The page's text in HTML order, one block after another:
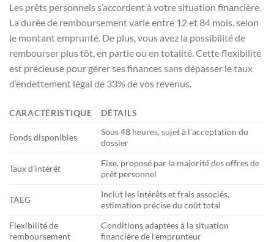
Les prêts personnels s’accordent à votre situation financière.
La durée de remboursement varie entre 12 et 84 mois, selon
le montant emprunté. De plus, vous avez la possibilité de
rembourser plus tôt, en partie ou en totalité. Cette flexibilité
est précieuse pour gérer ses finances sans dépasser le taux
d’endettement légal de 33% de vos revenus.
CARACTÉRISTIQUE DÉTAILS
Fonds disponibles
Sous 48 heures, sujet à l’acceptation du
dossier
Taux d’intérêt
Fixe, proposé par la majorité des offres de
prêt personnel
TAEG
Inclut les intérêts et frais associés,
estimation précise du coût total
Flexibilité de
remboursement
Conditions adaptées à la situation
financière de l’emprunteur